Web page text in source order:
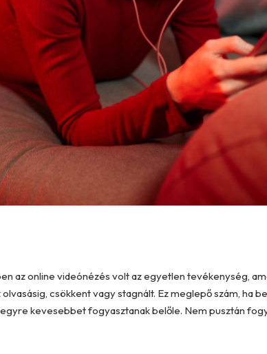
az online videónézés volt az egyetlen tevékenység,
csökkent vagy stagnált. Ez meglepő szám, ha
kevesebbet fogyasztanak belőle. Nem pusztán